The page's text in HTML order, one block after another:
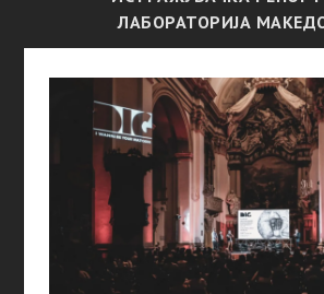
ЛАБОРАТОРИЈА